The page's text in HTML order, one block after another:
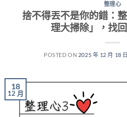
整理心
捨不得丟不是你的錯：
理大掃除」，找
POSTED ON 2025 年 12 月 18 日
18
12 月